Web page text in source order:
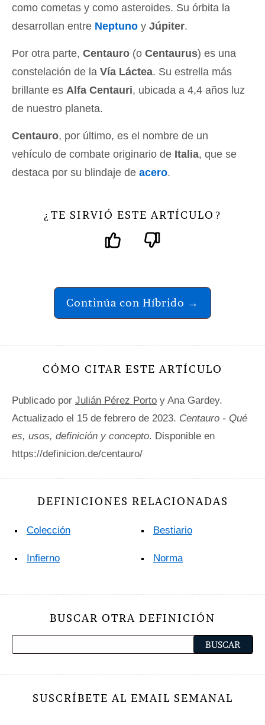
como cometas y como asteroides. Su órbita la
desarrollan entre Neptuno y Júpiter.
Por otra parte, Centauro (o Centaurus) es una
constelación de la Vía Láctea. Su estrella más
brillante es Alfa Centauri, ubicada a 4,4 años luz
de nuestro planeta.
Centauro, por último, es el nombre de un
vehículo de combate originario de Italia, que se
destaca por su blindaje de acero.
¿ TE SIRVIÓ ESTE ARTÍCULO ?
Continúa con Híbrido →
CÓMO CITAR ESTE ARTÍCULO
Publicado por Julián Pérez Porto y Ana Gardey.
Actualizado el 15 de febrero de 2023. Centauro - Qué
es, usos, definición y concepto. Disponible en
https://definicion.de/centauro/
DEFINICIONES RELACIONADAS
Colección
Infierno
Bestiario
Norma
BUSCAR OTRA DEFINICIÓN
SUSCRÍBETE AL EMAIL SEMANAL